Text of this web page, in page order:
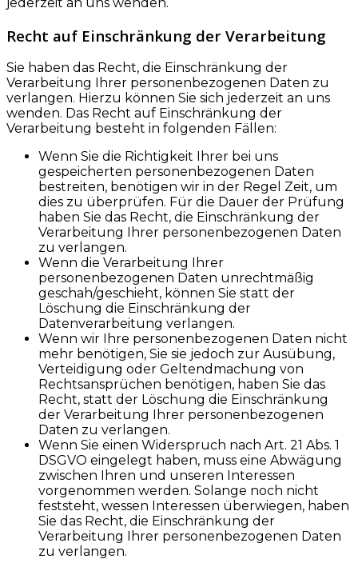
Recht auf Einschränkung der Verarbeitung
Sie haben das Recht, die Einschränkung der
Verarbeitung Ihrer personenbezogenen Daten zu
verlangen. Hierzu können Sie sich jederzeit an uns
wenden. Das Recht auf Einschränkung der
Verarbeitung besteht in folgenden Fällen:
Wenn Sie die Richtigkeit Ihrer bei uns
gespeicherten personenbezogenen Daten
bestreiten, benötigen wir in der Regel Zeit, um
dies zu überprüfen. Für die Dauer der Prüfung
haben Sie das Recht, die Einschränkung der
Verarbeitung Ihrer personenbezogenen Daten
zu verlangen.
Wenn die Verarbeitung Ihrer
personenbezogenen Daten unrechtmäßig
geschah/geschieht, können Sie statt der
Löschung die Einschränkung der
Datenverarbeitung verlangen.
Wenn wir Ihre personenbezogenen Daten nicht
mehr benötigen, Sie sie jedoch zur Ausübung,
Verteidigung oder Geltendmachung von
Rechtsansprüchen benötigen, haben Sie das
Recht, statt der Löschung die Einschränkung
der Verarbeitung Ihrer personenbezogenen
Daten zu verlangen.
Wenn Sie einen Widerspruch nach Art. 21 Abs. 1
DSGVO eingelegt haben, muss eine Abwägung
zwischen Ihren und unseren Interessen
vorgenommen werden. Solange noch nicht
feststeht, wessen Interessen überwiegen, haben
Sie das Recht, die Einschränkung der
Verarbeitung Ihrer personenbezogenen Daten
zu verlangen.